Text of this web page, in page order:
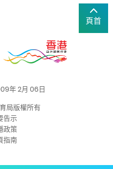
頁首
年 2月 06日
局版權所有
告示
政策
指南